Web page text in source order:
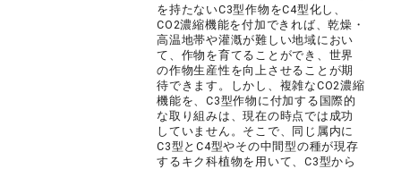
を持たないC3型作物をC4型化し、
CO2濃縮機能を付加できれば、乾燥・
高温地帯や灌漑が難しい地域におい
て、作物を育てることができ、世界
の作物生産性を向上させることが期
待できます。しかし、複雑なCO2濃縮
機能を、C3型作物に付加する国際的
な取り組みは、現在の時点では成功
していません。そこで、同じ属内に
C3型とC4型やその中間型の種が現存
するキク科植物を用いて、C3型から